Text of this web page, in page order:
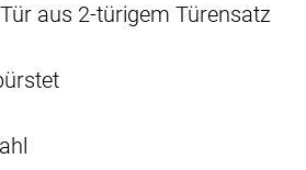
aus 2-türigem Türensatz